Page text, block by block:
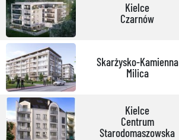
Kielce
Czarnów
Skarżysko-Kamienna
Milica
Kielce
Centrum
Starodomaszowska